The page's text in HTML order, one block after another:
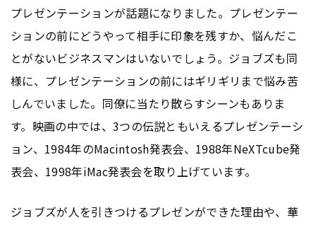
プレゼンテーションが話題になりました。プレゼンテー
ションの前にどうやって相手に印象を残すか、悩んだこ
とがないビジネスマンはいないでしょう。ジョブズも同
様に、プレゼンテーションの前にはギリギリまで悩み苦
しんでいました。同僚に当たり散らすシーンもありま
す。映画の中では、3つの伝説ともいえるプレゼンテーシ
ョン、1984年のMacintosh発表会、1988年NeXTcube発
表会、1998年iMac発表会を取り上げています。
ジョブズが人を引きつけるプレゼンができた理由や、華